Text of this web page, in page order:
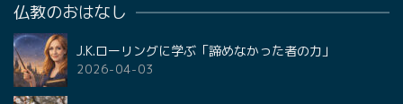
仏教のおはなし
J.K.ローリングに学ぶ「諦めなかった者の力」
2026-04-03